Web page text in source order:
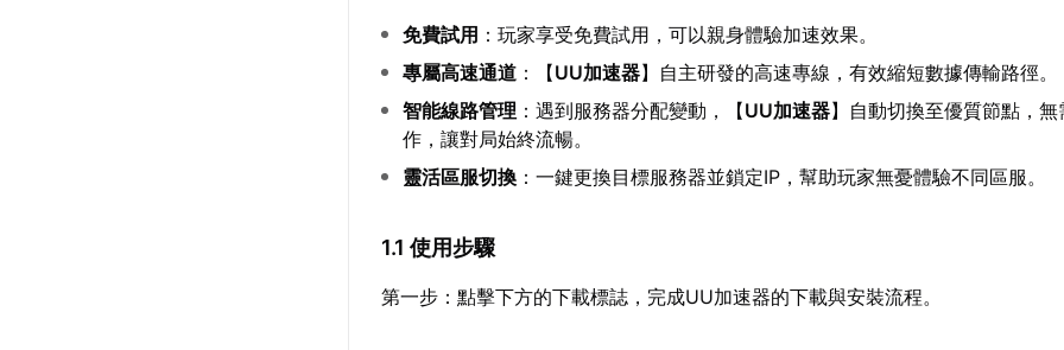
免費試用 ：玩家享受免費試用，可以親身體驗加速效果。
專屬高速通道 ：【UU加速器】自主研發的高速專線，有效縮短數據傳輸路徑。
智能線路管理 ：遇到服務器分配變動，【UU加速器】自動切換至優質節點，
作，讓對局始終流暢。
靈活區服切換 ：一鍵更換目標服務器並鎖定IP，幫助玩家無憂體驗不同區服。
1.1 使用步驟
第一步：點擊下方的下載標誌，完成UU加速器的下載與安裝流程。